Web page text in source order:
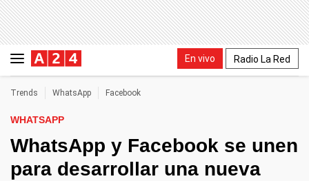
En vivo Radio La Red
Trends WhatsApp Facebook
WHATSAPP
WhatsApp y Facebook se unen
para desarrollar una nueva